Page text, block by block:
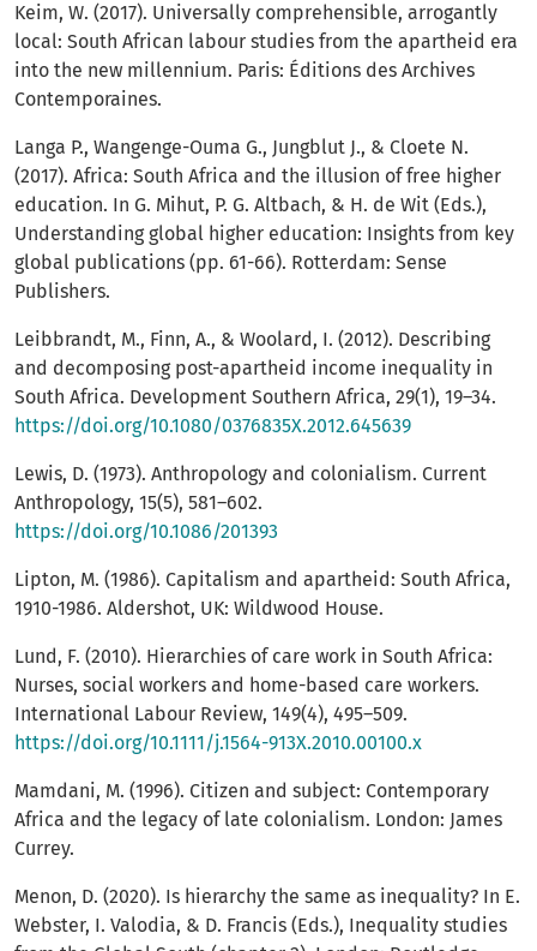
Keim, W. (2017). Universally comprehensible, arrogantly
local: South African labour studies from the apartheid era
into the new millennium. Paris: Éditions des Archives
Contemporaines.
Langa P., Wangenge-Ouma G., Jungblut J., & Cloete N.
(2017). Africa: South Africa and the illusion of free higher
education. In G. Mihut, P. G. Altbach, & H. de Wit (Eds.),
Understanding global higher education: Insights from key
global publications (pp. 61-66). Rotterdam: Sense
Publishers.
Leibbrandt, M., Finn, A., & Woolard, I. (2012). Describing
and decomposing post-apartheid income inequality in
South Africa. Development Southern Africa, 29(1), 19–34.
https://doi.org/10.1080/0376835X.2012.645639
Lewis, D. (1973). Anthropology and colonialism. Current
Anthropology, 15(5), 581–602.
https://doi.org/10.1086/201393
Lipton, M. (1986). Capitalism and apartheid: South Africa,
1910-1986. Aldershot, UK: Wildwood House.
Lund, F. (2010). Hierarchies of care work in South Africa:
Nurses, social workers and home-based care workers.
International Labour Review, 149(4), 495–509.
https://doi.org/10.1111/j.1564-913X.2010.00100.x
Mamdani, M. (1996). Citizen and subject: Contemporary
Africa and the legacy of late colonialism. London: James
Currey.
Menon, D. (2020). Is hierarchy the same as inequality? In E.
Webster, I. Valodia, & D. Francis (Eds.), Inequality studies